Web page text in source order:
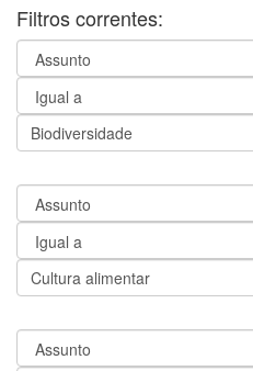
Filtros correntes: